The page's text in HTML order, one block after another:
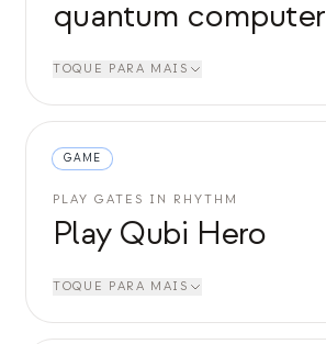
quantum computer
TOQUE PARA MAIS
GAME
PLAY GATES IN RHYTHM
Play Qubi Hero
TOQUE PARA MAIS